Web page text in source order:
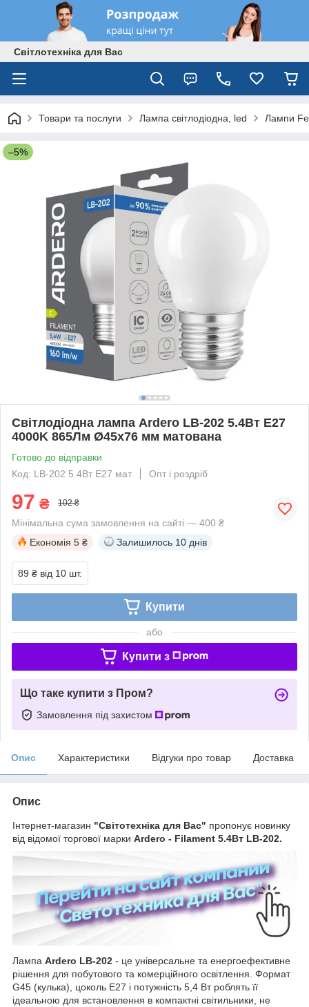
Світлотехніка для Вас
Товари та послуги Лампа світлодіодна, led Лампи
–5%
Світлодіодна лампа Ardero LB-202 5.4Вт E27
4000K 865Лм Ø45x76 мм матована
Готово до відправки
Код: LB-202 5.4Вт E27 мат
Опт і роздріб
97 ₴ 102 ₴
Мінімальна сума замовлення на сайті — 400 ₴
Економія 5 ₴ Залишилось 10 днів
89 ₴ від 10 шт.
Купити
або
Купити з
Що таке купити з Пром?
Замовлення під захистом
Опис Характеристики Відгуки про товар Доставка
Опис
Інтернет-магазин "Світотехніка для Вас" пропонує новинку
від відомої торгової марки Ardero - Filament 5.4Вт LB-202.
Лампа Ardero LB-202 - це універсальне та енергоефективне
рішення для побутового та комерційного освітлення. Формат
G45 (кулька), цоколь E27 і потужність 5,4 Вт роблять її
ідеальною для встановлення в компактні світильники, не